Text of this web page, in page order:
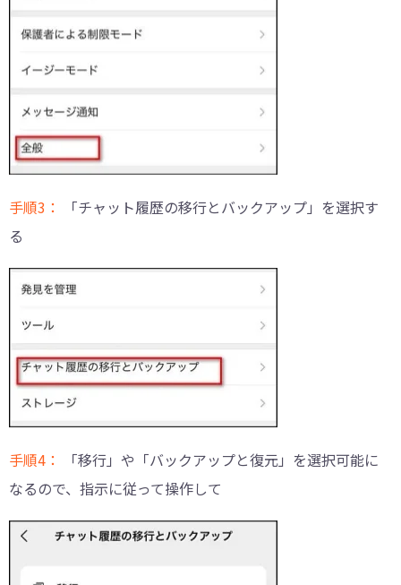
手順3：
「チャット履歴の移行とバックアップ」を選択す
る
手順4：
「移行」や「バックアップと復元」を選択可能に
なるので、指示に従って操作して